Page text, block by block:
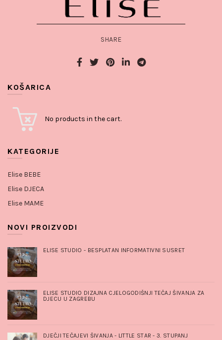
SHARE
KOŠARICA
No products in the cart.
KATEGORIJE
Elise BEBE
Elise DJECA
Elise MAME
NOVI PROIZVODI
ELISE STUDIO - BESPLATAN INFORMATIVNI SUSRET
ELISE STUDIO DIZAJNA CJELOGODIŠNJI TEČAJ ŠIVANJA ZA
DJECU U ZAGREBU
DJEČJI TEČAJEVI ŠIVANJA - LITTLE STAR - 3. STUPANJ